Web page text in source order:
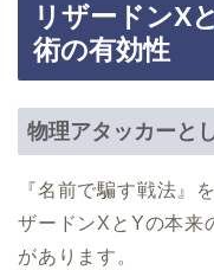
リザードンX
術の有効性
物理アタッカーと
『名前で騙す戦法』
ザードンXとYの本来
があります。